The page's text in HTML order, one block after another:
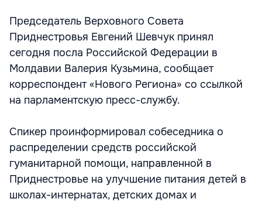
Председатель Верховного Совета
Приднестровья Евгений Шевчук принял
сегодня посла Российской Федерации в
Молдавии Валерия Кузьмина, сообщает
корреспондент «Нового Региона» со ссылкой
на парламентскую пресс-службу.
Спикер проинформировал собеседника о
распределении средств российской
гуманитарной помощи, направленной в
Приднестровье на улучшение питания детей в
школах-интернатах, детских домах и